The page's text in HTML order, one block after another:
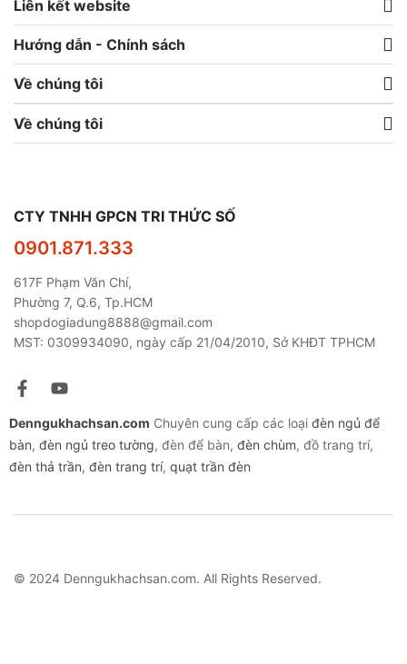
Liên kết website
Hướng dẫn - Chính sách
Về chúng tôi
Về chúng tôi
CTY TNHH GPCN TRI THỨC SỐ
0901.871.333
617F Phạm Văn Chí,
Phường 7, Q.6, Tp.HCM
shopdogiadung8888@gmail.com
MST: 0309934090, ngày cấp 21/04/2010, Sở KHĐT TPHCM
Denngukhachsan.com Chuyên cung cấp các loại đèn ngủ để
bàn, đèn ngủ treo tường, đèn để bàn, đèn chùm, đồ trang trí,
đèn thả trần, đèn trang trí, quạt trần đèn
© 2024 Denngukhachsan.com. All Rights Reserved.